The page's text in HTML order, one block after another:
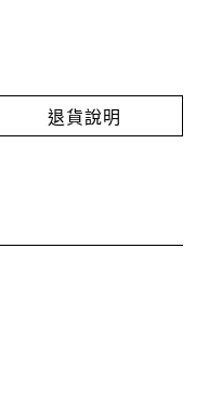
退貨說明